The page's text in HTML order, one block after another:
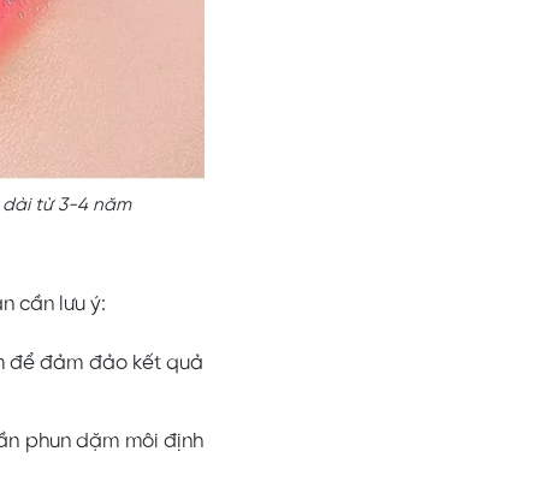
dài từ 3-4 năm
cần lưu ý:
để đảm đảo kết quả
phun dặm môi định